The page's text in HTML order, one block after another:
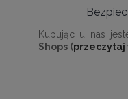
Kupując u nas
Shops (przeczytaj